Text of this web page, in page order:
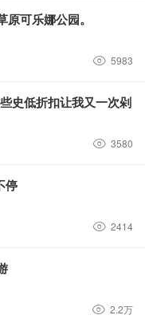
可乐娜公园。
5983
史低折扣让我又一次剁
3580
停
2414
2.2万